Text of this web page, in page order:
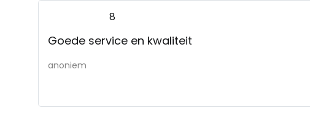
8
Goede service en kwaliteit
anoniem